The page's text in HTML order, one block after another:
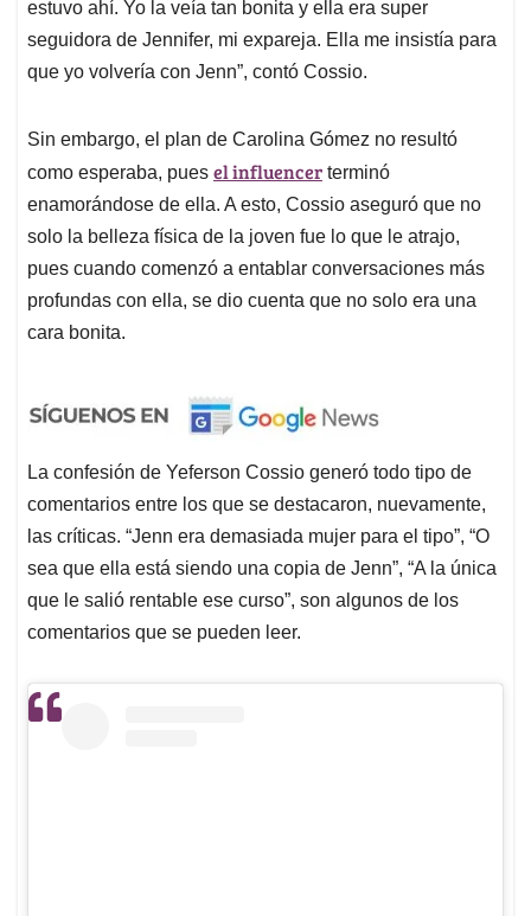
estuvo ahí. Yo la veía tan bonita y ella era super
seguidora de Jennifer, mi expareja. Ella me insistía para
que yo volvería con Jenn”, contó Cossio.
Sin embargo, el plan de Carolina Gómez no resultó
como esperaba, pues el influencer terminó
enamorándose de ella. A esto, Cossio aseguró que no
solo la belleza física de la joven fue lo que le atrajo,
pues cuando comenzó a entablar conversaciones más
profundas con ella, se dio cuenta que no solo era una
cara bonita.
La confesión de Yeferson Cossio generó todo tipo de
comentarios entre los que se destacaron, nuevamente,
las críticas. “Jenn era demasiada mujer para el tipo”, “O
sea que ella está siendo una copia de Jenn”, “A la única
que le salió rentable ese curso”, son algunos de los
comentarios que se pueden leer.